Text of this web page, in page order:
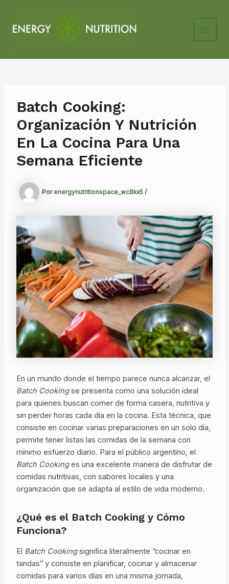
contenido
Main
Batch Cooking:
Organización Y Nutrición
En La Cocina Para Una
Semana Eficiente
Por energynutritionspace_wc8kx5 /
En un mundo donde el tiempo parece nunca alcanzar, el
Batch Cookingse presenta como una solución ideal
para quienes buscan comer de forma casera, nutritiva y
sin perder horas cada día en la cocina. Esta técnica, que
consiste en cocinar varias preparaciones en un solo día,
permite tener listas las comidas de la semana con
mínimo esfuerzo diario. Para el público argentino, el
Batch Cookinges una excelente manera de disfrutar de
comidas nutritivas, con sabores locales y una
organización que se adapta al estilo de vida moderno.
¿Qué es el Batch Cooking y Cómo
Funciona?
El Batch Cookingsignifica literalmente “cocinar en
tandas” y consiste en planificar, cocinar y almacenar
comidas para varios días en una misma jornada,